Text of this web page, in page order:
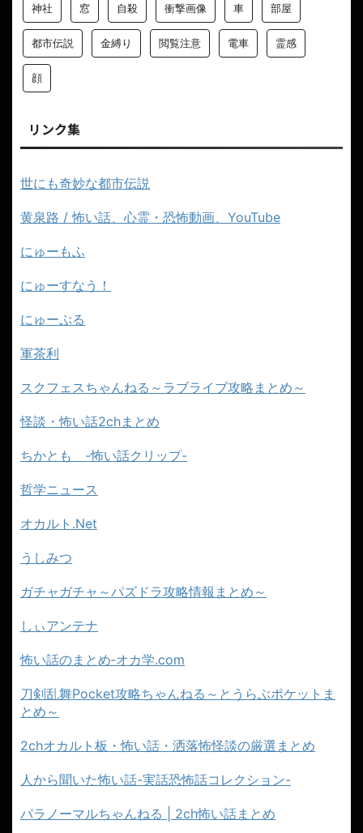
神社 窓 自殺 衝撃画像 車 部屋
都市伝説 金縛り 閲覧注意 電車 霊感
顔
リンク集
世にも奇妙な都市伝説
黄泉路 / 怖い話、心霊・恐怖動画、YouTube
にゅーもふ
にゅーすなう！
にゅーぷる
軍茶利
スクフェスちゃんねる～ラブライブ攻略まとめ～
怪談・怖い話2chまとめ
ちかとも -怖い話クリップ-
哲学ニュース
オカルト.Net
うしみつ
ガチャガチャ～パズドラ攻略情報まとめ～
しぃアンテナ
怖い話のまとめ‐オカ学.com
刀剣乱舞Pocket攻略ちゃんねる～とうらぶポケットま
とめ～
2chオカルト板・怖い話・洒落怖怪談の厳選まとめ
人から聞いた怖い話-実話恐怖話コレクション-
パラノーマルちゃんねる | 2ch怖い話まとめ